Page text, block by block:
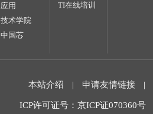
应用
技术学院
中国芯
TI在线培训
本站介绍 | 申请友情链接 |
ICP许可证号：京ICP证070360